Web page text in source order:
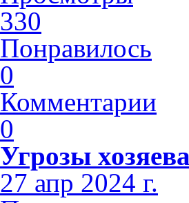
330
Понравилось
0
Комментарии
0
Угрозы
27 апр 2024 г.